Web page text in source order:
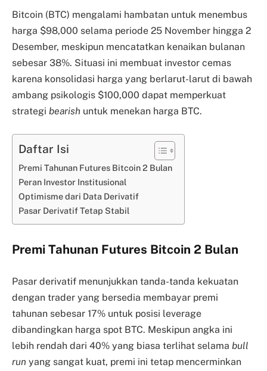
Bitcoin (BTC) mengalami hambatan untuk menembus
harga $98,000 selama periode 25 November hingga 2
Desember, meskipun mencatatkan kenaikan bulanan
sebesar 38%. Situasi ini membuat investor cemas
karena konsolidasi harga yang berlarut-larut di bawah
ambang psikologis $100,000 dapat memperkuat
strategi bearish untuk menekan harga BTC.
Daftar Isi
Premi Tahunan Futures Bitcoin 2 Bulan
Peran Investor Institusional
Optimisme dari Data Derivatif
Pasar Derivatif Tetap Stabil
Premi Tahunan Futures Bitcoin 2 Bulan
Pasar derivatif menunjukkan tanda-tanda kekuatan
dengan trader yang bersedia membayar premi
tahunan sebesar 17% untuk posisi leverage
dibandingkan harga spot BTC. Meskipun angka ini
lebih rendah dari 40% yang biasa terlihat selama bull
run yang sangat kuat, premi ini tetap mencerminkan